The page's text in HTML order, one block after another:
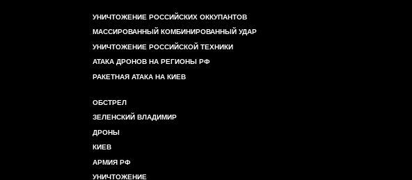
УНИЧТОЖЕНИЕ РОССИЙСКИХ ОККУПАНТОВ
МАССИРОВАННЫЙ КОМБИНИРОВАННЫЙ УДАР
УНИЧТОЖЕНИЕ РОССИЙСКОЙ ТЕХНИКИ
АТАКА ДРОНОВ НА РЕГИОНЫ РФ
РАКЕТНАЯ АТАКА НА КИЕВ
ОБСТРЕЛ
ЗЕЛЕНСКИЙ ВЛАДИМИР
ДРОНЫ
КИЕВ
АРМИЯ РФ
УНИЧТОЖЕНИЕ